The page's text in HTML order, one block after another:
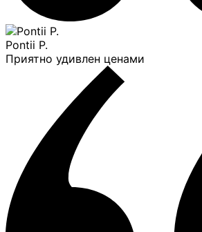
Pontii P.
Приятно удивлен ценами